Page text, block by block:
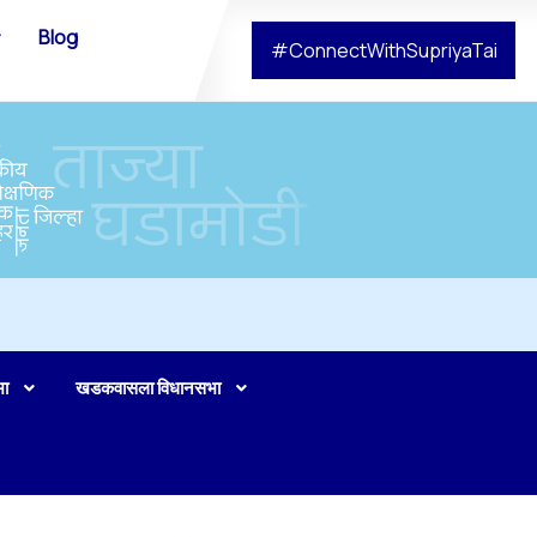
Blog
#ConnectWithSupriyaTai
खडकवासला विधानसभा